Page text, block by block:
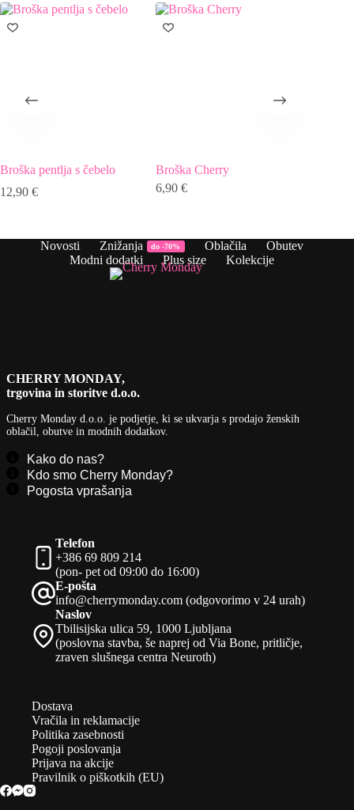
Broška pentlja s čebelo
12,90 €
Broška Cherry
6,90€
Novosti Znižanja do -70% Oblačila
Obutev
Modni dodatki
Plus size Kolekcije
CHERRY MONDAY,
trgovina in storitve d.o.o.
Cherry Monday d.o.o. je podjetje, ki se ukvarja s prodajo ženskih
oblačil, obutve in modnih dodatkov.
Kako do nas?
Kdo smo Cherry Monday?
Pogosta vprašanja
Telefon
+386 69 809 214
(pon- pet od 09:00 do 16:00)
E-pošta
info@cherrymonday.com (odgovorimo v 24 urah)
Naslov
Tbilisijska ulica 59, 1000 Ljubljana
(poslovna stavba, še naprej od Via Bone, pritličje,
zraven slušnega centra Neuroth)
Dostava
Vračila in reklamacije
Politika zasebnosti
Pogoji poslovanja
Prijava na akcije
Pravilnik o piškotkih (EU)